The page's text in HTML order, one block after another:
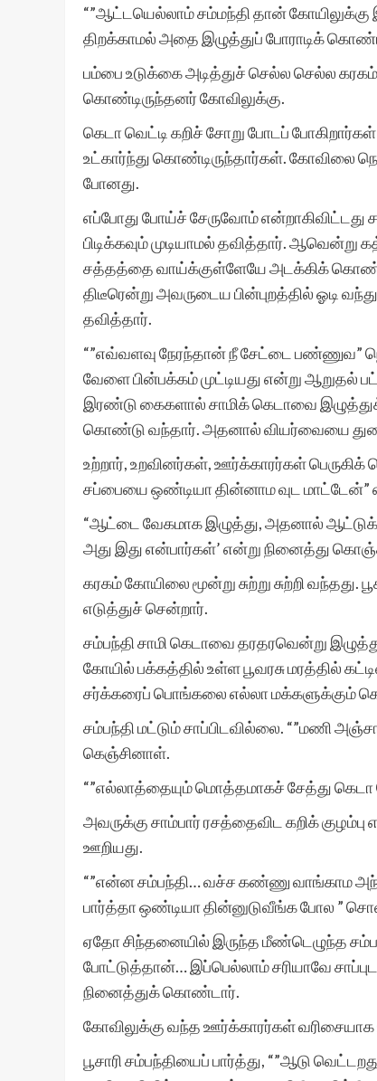
“”ஆட்டயெல்லாம் சம்மந்தி தான் கோயிலுக்கு
திறக்காமல் அதை இழுத்துப் போராடிக்
பம்பை உடுக்கை அடித்துச் செல்ல செல்ல
கொண்டிருந்தனர் கோவிலுக்கு.
கெடா வெட்டி கறிச் சோறு போடப்
உட்கார்ந்து கொண்டிருந்தார்கள். கோவிலை
போனது.
எப்போது போய்ச் சேருவோம் என்றாகிவிட்டது
பிடிக்கவும் முடியாமல் தவித்தார்.
சத்தத்தை வாய்க்குள்ளேயே அடக்கிக்
திடீரென்று அவருடைய பின்புறத்தில் ஓடி
தவித்தார்.
“”எவ்வளவு நேரந்தான் நீ சேட்டை பண்ணுவ”
வேளை பின்பக்கம் முட்டியது என்று ஆறுதல்
இரண்டு கைகளால் சாமிக் கெடாவை
கொண்டு வந்தார். அதனால் வியர்வையை
உற்றார், உறவினர்கள், ஊர்க்காரர்கள்
சப்பையை ஒண்டியா தின்னாம வுட
“ஆட்டை வேகமாக இழுத்து, அதனால்
அது இது என்பார்கள்’ என்று நினைத்து
கரகம் கோயிலை மூன்று சுற்று சுற்றி
எடுத்துச் சென்றார்.
சம்பந்தி சாமி கெடாவை தரதரவென்று
கோயில் பக்கத்தில் உள்ள பூவரசு மரத்தில்
சர்க்கரைப் பொங்கலை எல்லா மக்களுக்கும்
சம்பந்தி மட்டும் சாப்பிடவில்லை. “”மணி
கெஞ்சினாள்.
“”எல்லாத்தையும் மொத்தமாகச் சேத்து கெடா
அவருக்கு சாம்பார் ரசத்தைவிட கறிக் குழம்பு
ஊறியது.
“”என்ன சம்பந்தி… வச்ச கண்ணு வாங்காம
பார்த்தா ஒண்டியா தின்னுடுவீங்க போல ”
ஏதோ சிந்தனையில் இருந்த மீண்டெழுந்த
போட்டுத்தான்… இப்பெல்லாம் சரியாவே
நினைத்துக் கொண்டார்.
கோவிலுக்கு வந்த ஊர்க்காரர்கள் வரிசையாக
பூசாரி சம்பந்தியைப் பார்த்து, “”ஆடு